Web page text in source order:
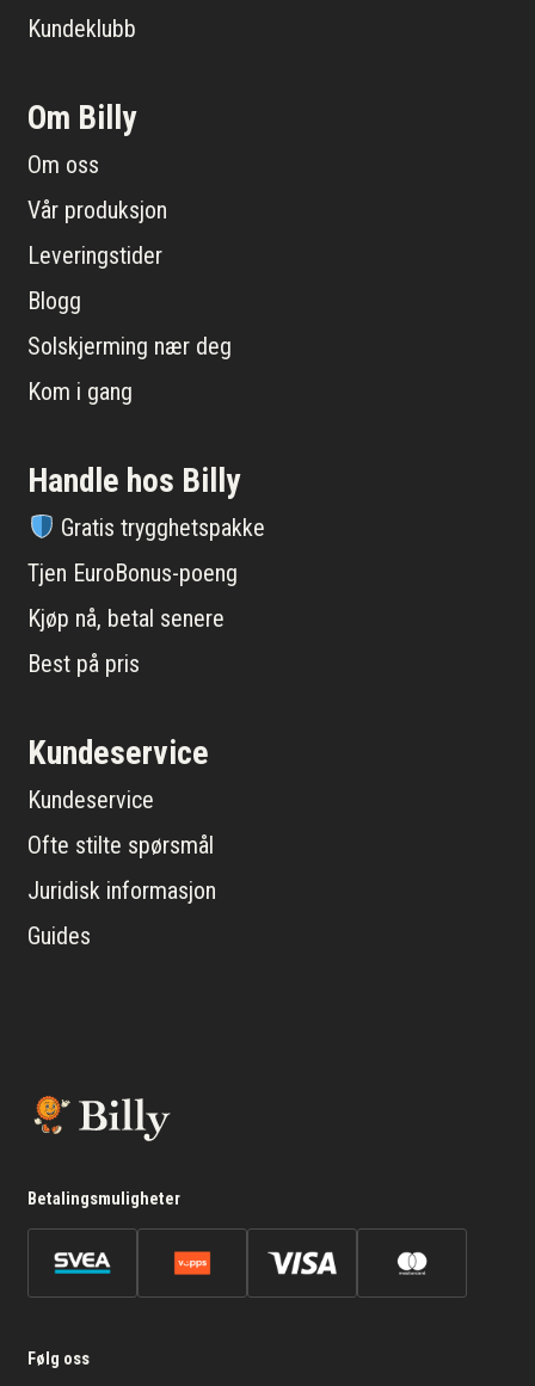
Kundeklubb
Om Billy
Om oss
Vår produksjon
Leveringstider
Blogg
Solskjerming nær deg
Kom i gang
Handle hos Billy
Gratis trygghetspakke
Tjen EuroBonus-poeng
Kjøp nå, betal senere
Best på pris
Kundeservice
Kundeservice
Ofte stilte spørsmål
Juridisk informasjon
Guides
Betalingsmuligheter
Følg oss